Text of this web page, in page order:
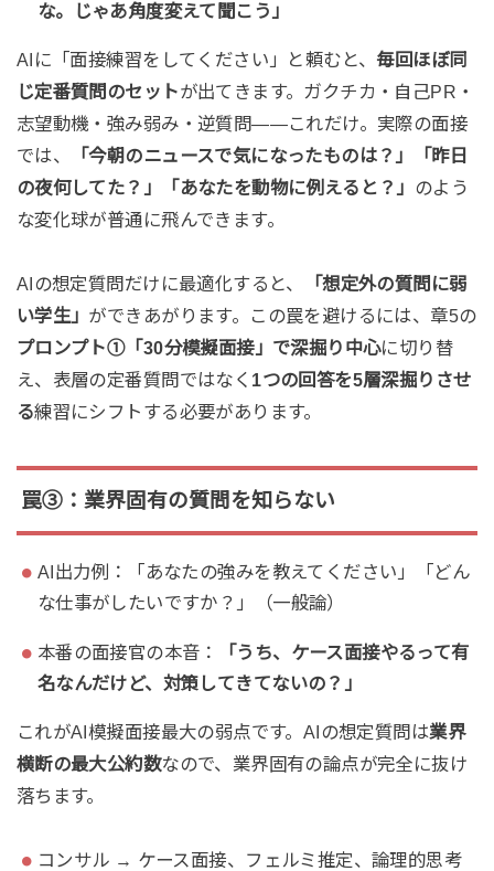
な。じゃあ角度変えて聞こう」
AIに「面接練習をしてください」と頼むと、 毎回ほぼ同
じ定番質問のセットが出てきます。ガクチカ・自己PR・
志望動機・強み弱み・逆質問——これだけ。実際の面接
では、
「今朝のニュースで気になったものは？」「昨日
の夜何してた？」「あなたを動物に例えると？」 のよう
な変化球が普通に飛んできます。
AIの想定質問だけに最適化すると、
「想定外の質問に弱
い学生」 ができあがります。この罠を避けるには、章5の
プロンプト①「30分模擬面接」で深掘り中心に切り替
え、表層の定番質問ではなく 1つの回答を5層深掘りさせ
る練習にシフトする必要があります。
罠③：業界固有の質問を知らない
AI出力例：「あなたの強みを教えてください」「どん
な仕事がしたいですか？」（一般論）
本番の面接官の本音：
「うち、ケース面接やるって有
名なんだけど、対策してきてないの？」
これがAI模擬面接最大の弱点です。AIの想定質問は業界
横断の最大公約数なので、業界固有の論点が完全に抜け
落ちます。
コンサル → ケース面接、フェルミ推定、論理的思考